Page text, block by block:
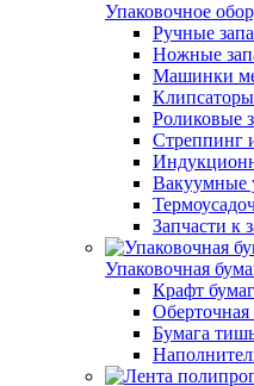
Упаковочное
Ручные
Ножные
Машинки
Роликовые
Стреппинг
Вакуумные
Запчасти к
Упаковочная
Крафт
Оберточная
Бумага